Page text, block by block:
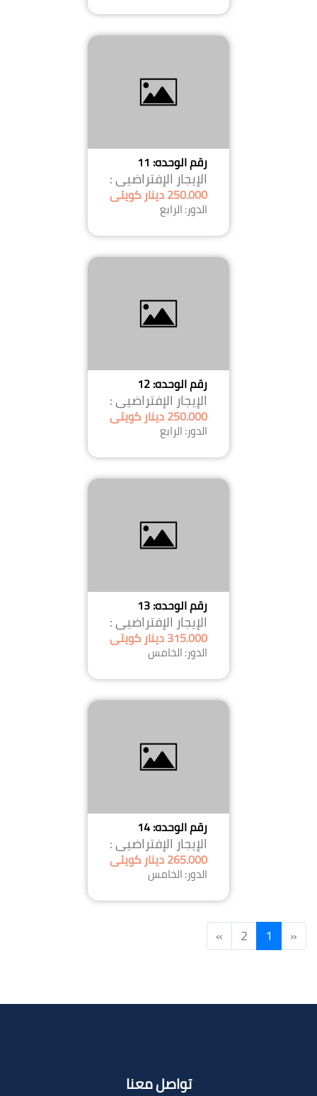
رقم الوحده: 11
الإيجار الإفتراضيى :
250.000 دينار كويتى
الدور: الرابع
رقم الوحده: 12
الإيجار الإفتراضيى :
250.000 دينار كويتى
الدور: الرابع
رقم الوحده: 13
الإيجار الإفتراضيى :
315.000 دينار كويتى
الدور: الخامس
رقم الوحده: 14
الإيجار الإفتراضيى :
265.000 دينار كويتى
الدور: الخامس
«
1
2
»
تواصل معنا